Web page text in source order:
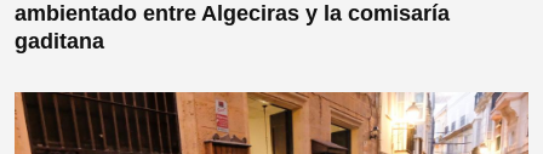
ambientado entre Algeciras y la comisaría
gaditana